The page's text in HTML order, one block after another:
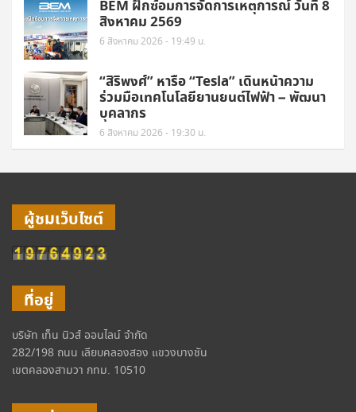
BEM ฝึกซ้อมการจัดการเหตุการณ์ วันที่ 8
สิงหาคม 2569
6 สิงหาคม 2026 - 19:49 น.
“สิริพงศ์” หารือ “Tesla” เดินหน้าความ
ร่วมมือเทคโนโลยียานยนต์ไฟฟ้า – พัฒนา
บุคลากร
6 สิงหาคม 2026 - 19:30 น.
ผู้ชมเว็บไซต์
ที่อยู่
บริษัท เท็น นิวส์ ออนไลน์ จำกัด
282/198 ถนน เลียบคลองสอง แขวงบางชัน
เขตคลองสามวา กทม. 10510